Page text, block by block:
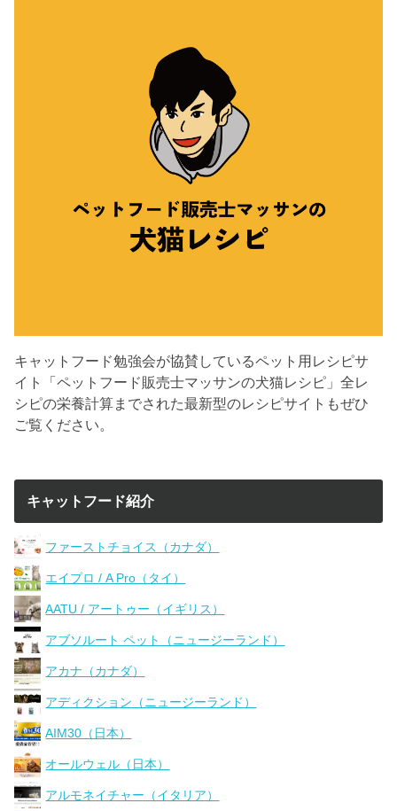
キャットフード勉強会が協賛しているペット用レシピサ
イト「ペットフード販売士マッサンの犬猫レシピ」全レ
シピの栄養計算までされた最新型のレシピサイトもぜひ
ご覧ください。
キャットフード紹介
ファーストチョイス（カナダ）
エイプロ / A Pro（タイ）
AATU / アートゥー（イギリス）
アブソルート ペット（ニュージーランド）
アカナ（カナダ）
アディクション（ニュージーランド）
AIM30（日本）
オールウェル（日本）
アルモネイチャー（イタリア）